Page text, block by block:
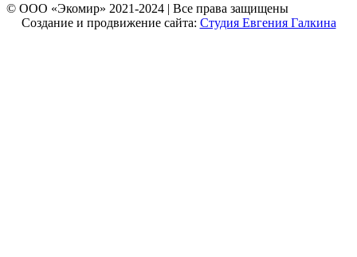
© ООО «Экомир» 2021-2024 | Все права защищены
Создание и продвижение сайта: Студия Евгения Галкина